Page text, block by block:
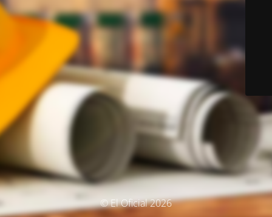
© El Oficial 2026